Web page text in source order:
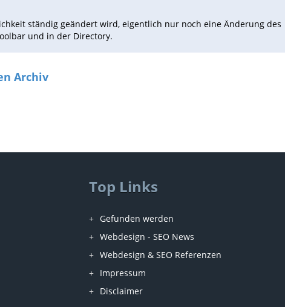
ständig geändert wird, eigentlich nur noch eine Änderung des
und in der Directory.
Archiv
Top Links
Gefunden werden
Webdesign - SEO News
Webdesign & SEO Referenzen
Impressum
Disclaimer